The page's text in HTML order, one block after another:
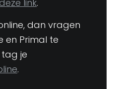
link.
dan vragen
en Primal te
je
.